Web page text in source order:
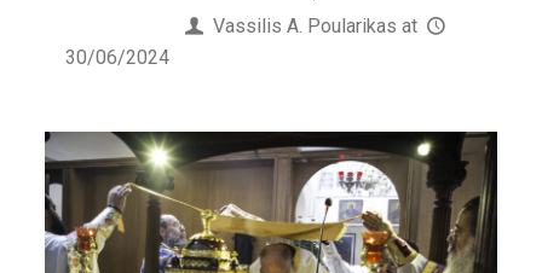
Vassilis Α. Poularikas at
30/06/2024